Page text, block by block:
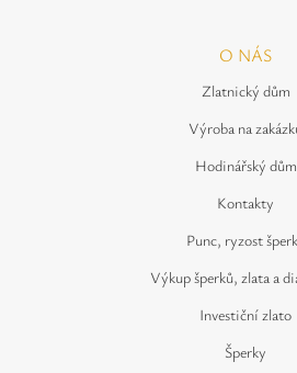
O NÁS
Zlatnický dům
Výroba na
Hodinářský dům
Kontakty
Punc, ryzost
Výkup šperků, zlata a
Investiční zlato
Šperky